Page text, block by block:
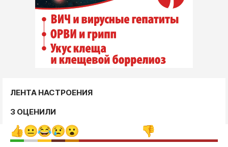
ЛЕНТА НАСТРОЕНИЯ
3 ОЦЕНИЛИ